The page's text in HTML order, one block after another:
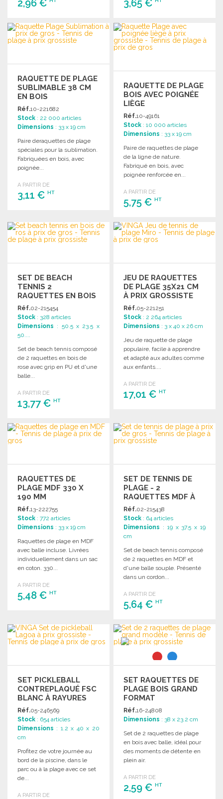
2,96 €
COMMANDER
Demander un devis
3,65 €
COMMANDER
Demander un devis
RAQUETTE DE PLAGE
SUBLIMABLE 38 CM
EN BOIS
Réf.10-221682
Stock : 22 000 articles
Dimensions : 33 x 19 cm
Paire deraquettes de plage
spéciales pour la sublimation.
Fabriquées en bois, avec
poignée...
A PARTIR DE
3,11 € HT
Demander un devis
RAQUETTE DE PLAGE
BOIS AVEC POIGNÉE
LIÈGE
Réf.10-49161
Stock : 10 000 articles
Dimensions : 33 x 19 cm
Paire de raquettes de plage
de la ligne de nature.
Fabriqué en bois, avec
poignée renforcée en...
A PARTIR DE
5,75 €HT
COMMANDER
Demander un devis
SET DE BEACH
TENNIS 2
RAQUETTES EN BOIS
Réf.02-215454
Stock : 328 articles
Dimensions : 50.5 x 23.5 x
50....
Set de beach tennis composé
de 2 raquettes en bois de
rose avec grip en PU et d'une
balle...
A PARTIR DE
13,77 € HT
COMMANDER
Demander un devis
JEU DE RAQUETTES
DE PLAGE 35X21 CM
À PRIX GROSSISTE
Réf.05-221251
Stock : 2 264 articles
Dimensions : 3 x 40 x 26 cm
Jeu de raquette de plage
populaire, facile à apprendre
et adapté aux adultes comme
aux enfants....
A PARTIR DE
17,01 €HT
Demander un devis
RAQUETTES DE
PLAGE MDF 330 X
190 MM
Réf.13-222755
Stock : 772 articles
Dimensions : 33 x 19 cm
Raquettes de plage en MDF
avec balle incluse. Livrées
individuellement dans un sac
en coton. 330...
A PARTIR DE
5,48 € HT
Demander un devis
SET DE TENNIS DE
PLAGE - 2
RAQUETTES MDF À
PRIX DE GROS
Réf.02-215438
Stock : 64 articles
Dimensions : 19 x 37.5 x 19
cm
Set de beach tennis composé
de 2 raquettes en MDF et
d'une balle souple. Présenté
dans un cordon...
A PARTIR DE
5,64 €HT
COMMANDER
Demander un devis
SET PICKLEBALL
CONTREPLAQUÉ FSC
BLANC À RAYURES
Réf.05-246569
Stock : 654 articles
Dimensions : 1.2 x 40 x 20
cm
Profitez de votre journée au
bord de la piscine, dans le
parc ou à la plage avec ce set
de...
A PARTIR DE
SET RAQUETTES DE
PLAGE BOIS GRAND
FORMAT
Réf.16-24808
Dimensions : 38 x 23.2 cm
Set de 2 raquettes de plage
en bois avec balle, idéal pour
des moments de détente en
plein air.
A PARTIR DE
2,59 €HT